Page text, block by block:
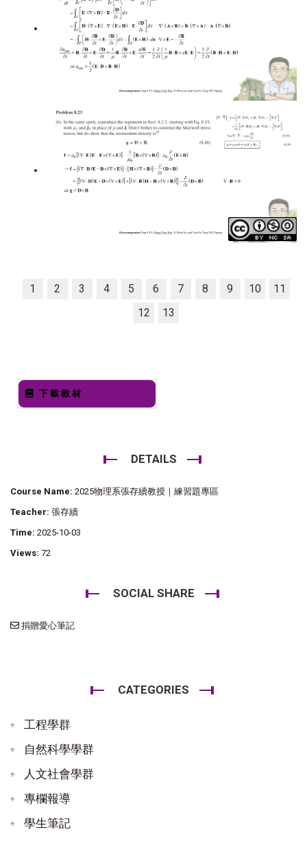
1 2 3 4 5 6 7 8 9 10
11
12
13
下載教材
DETAILS
Course Name: 2025物理系張存續教授｜練習題專區
Teacher: 張存續
Time: 2025-10-03
Views: 72
SOCIAL SHARE
捐贈愛心筆記
CATEGORIES
工程學群
自然科學學群
人文社會學群
專欄報導
學生筆記